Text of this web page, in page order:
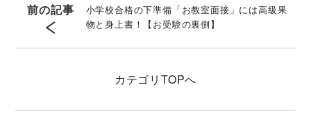
前の記事
小学校合格の下準備「お教室面接」には高級果
物と身上書！【お受験の裏側】
カテゴリ TOPへ